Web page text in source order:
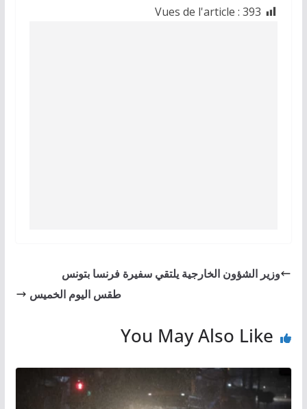
Vues de l'article : 393
وزير الشؤون الخارجية يلتقي سفيرة فرنسا بتونس
طقس اليوم الخميس
You May Also Like